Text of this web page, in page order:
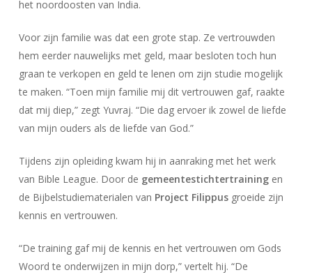
het noordoosten van India.
Voor zijn familie was dat een grote stap. Ze vertrouwden
hem eerder nauwelijks met geld, maar besloten toch hun
graan te verkopen en geld te lenen om zijn studie mogelijk
te maken. “Toen mijn familie mij dit vertrouwen gaf, raakte
dat mij diep,” zegt Yuvraj. “Die dag ervoer ik zowel de liefde
van mijn ouders als de liefde van God.”
Tijdens zijn opleiding kwam hij in aanraking met het werk
van Bible League. Door de gemeentestichtertrainingen
de Bijbelstudiematerialen van Project Filippusgroeide zijn
kennis en vertrouwen.
“De training gaf mij de kennis en het vertrouwen om Gods
Woord te onderwijzen in mijn dorp,” vertelt hij. “De